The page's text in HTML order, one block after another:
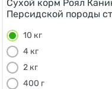
Сухой корм Роял
Персидской породы
10 кг
4 кг
2 кг
400 г